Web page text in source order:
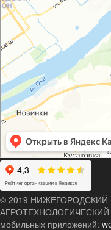
© 2019
мобильных приложений: